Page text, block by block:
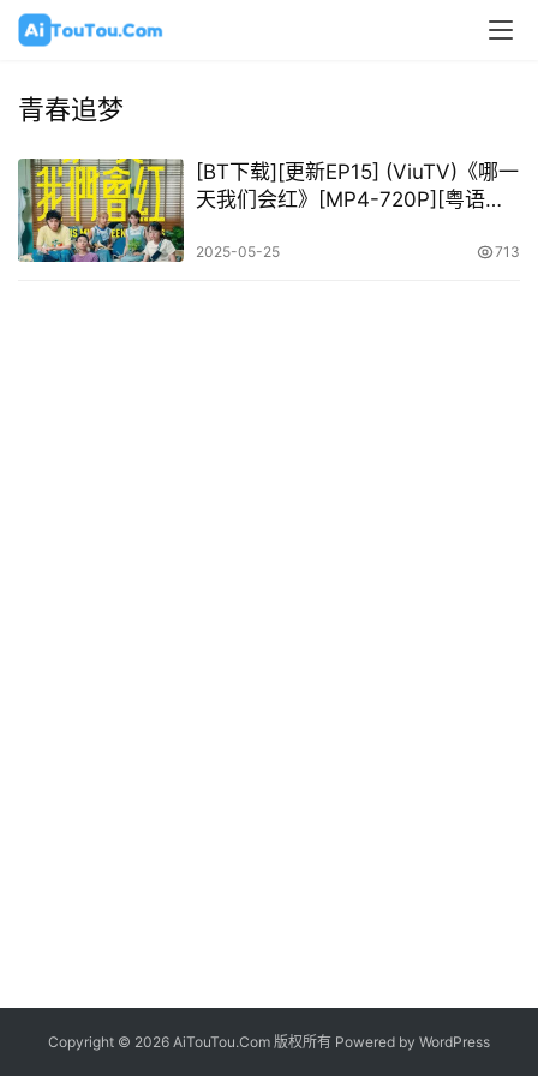
青春追梦
[BT下载][更新EP15] (ViuTV)《哪一
天我们会红》[MP4-720P][粤语中
2025-05-25 713
Copyright © 2026 AiTouTou.Com 版权所有 Powered by WordPress